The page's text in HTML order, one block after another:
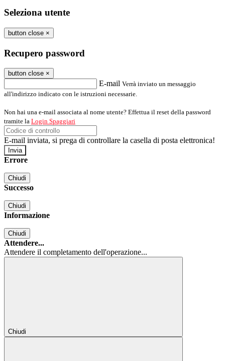
Seleziona utente
button close ×
Recupero password
button close ×
E-mail Verrà inviato un messaggio
all'indirizzo indicato con le istruzioni necessarie.
Non hai una e-mail associata al nome utente? Effettua il reset della password
tramite la Login Spaggiari
E-mail inviata, si prega di controllare la casella di posta elettronica!
Errore
Chiudi
Successo
Chiudi
Informazione
Chiudi
Attendere...
Attendere il completamento dell'operazione...
Chiudi